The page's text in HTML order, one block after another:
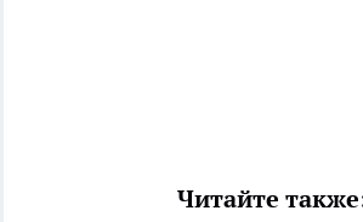
Читайте